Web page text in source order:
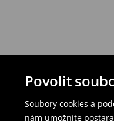
Povolit
Soubory cookies a
nám umožníte